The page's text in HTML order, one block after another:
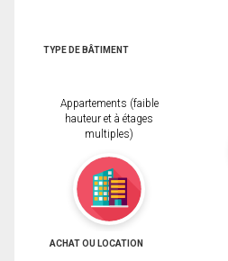
TYPE DE BÂTIMENT
Appartements (faible
hauteur et à étages
multiples)
ACHAT OU LOCATION